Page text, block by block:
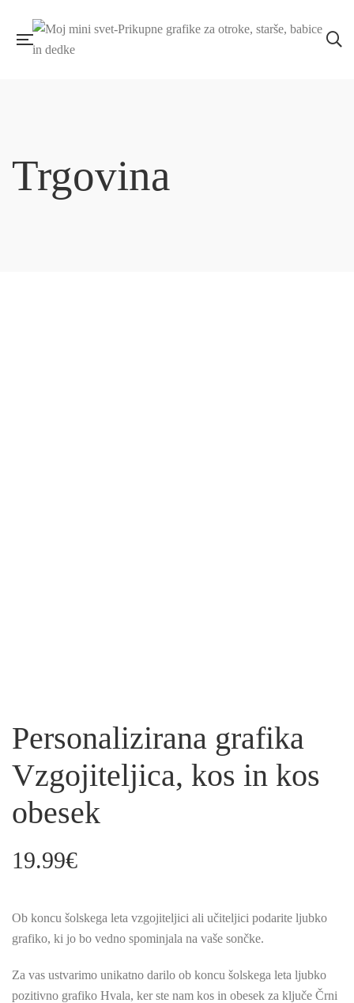
Trgovina
Personalizirana grafika
Vzgojiteljica, kos in kos
obesek
19.99€
Ob koncu šolskega leta vzgojiteljici ali učiteljici podarite ljubko
grafiko, ki jo bo vedno spominjala na vaše sončke.
Za vas ustvarimo unikatno darilo ob koncu šolskega leta ljubko
pozitivno grafiko Hvala, ker ste nam kos in obesek za ključe Črni